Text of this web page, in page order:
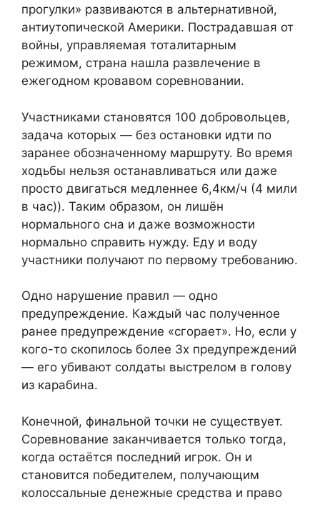
прогулки» развиваются в альтернативной,
антиутопической Америки. Пострадавшая от
войны, управляемая тоталитарным
режимом, страна нашла развлечение в
ежегодном кровавом соревновании.
Участниками становятся 100 добровольцев,
задача которых — без остановки идти по
заранее обозначенному маршруту. Во время
ходьбы нельзя останавливаться или даже
просто двигаться медленнее 6,4км/ч (4 мили
в час)). Таким образом, он лишён
нормального сна и даже возможности
нормально справить нужду. Еду и воду
участники получают по первому требованию.
Одно нарушение правил — одно
предупреждение. Каждый час полученное
ранее предупреждение «сгорает». Но, если у
кого-то скопилось более 3х предупреждений
— его убивают солдаты выстрелом в голову
из карабина.
Конечной, финальной точки не существует.
Соревнование заканчивается только тогда,
когда остаётся последний игрок. Он и
становится победителем, получающим
колоссальные денежные средства и право